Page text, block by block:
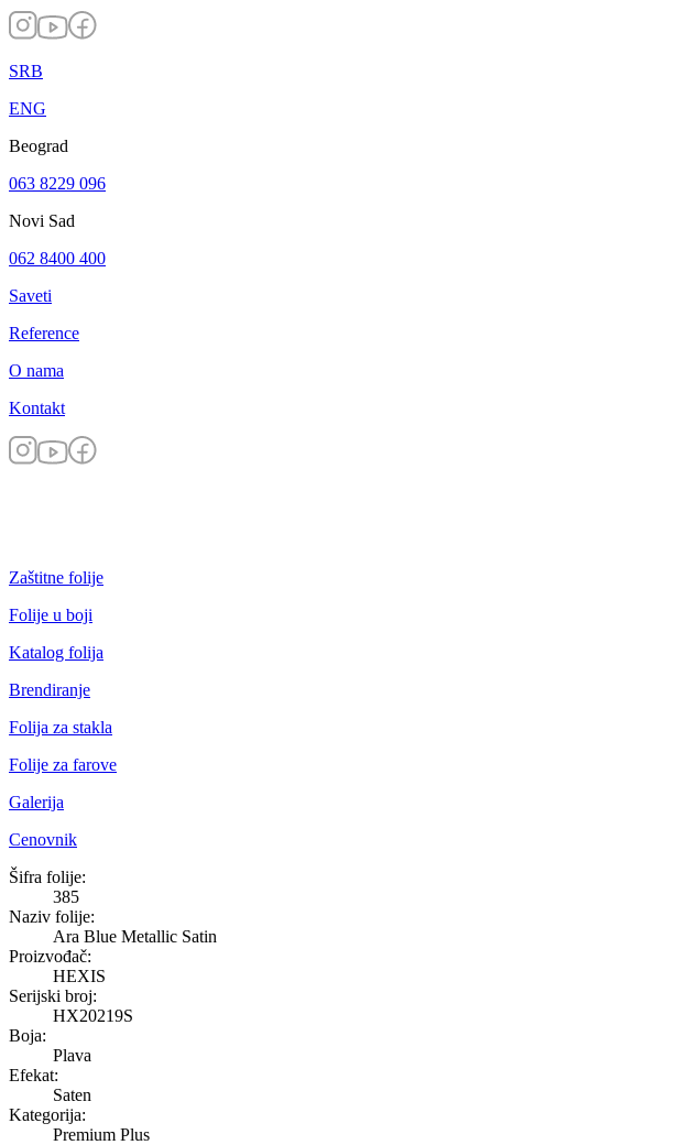
SRB
ENG
Beograd
063 8229 096
Novi Sad
062 8400 400
Saveti
Reference
O nama
Kontakt
Zaštitne folije
Folije u boji
Katalog folija
Brendiranje
Folija za stakla
Folije za farove
Galerija
Cenovnik
Ara Blue Metallic Satin
Šifra folije:
385
Naziv folije:
Ara Blue Metallic Satin
Proizvođač:
HEXIS
Serijski broj:
HX20219S
Boja:
Plava
Efekat:
Saten
Kategorija:
Premium Plus